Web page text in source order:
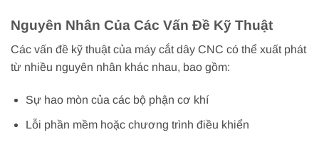
Nguyên Nhân Của Các Vấn Đề Kỹ Thuật
Các vấn đề kỹ thuật của máy cắt dây CNC có thể xuất phát
từ nhiều nguyên nhân khác nhau, bao gồm:
Sự hao mòn của các bộ phận cơ khí
Lỗi phần mềm hoặc chương trình điều khiển